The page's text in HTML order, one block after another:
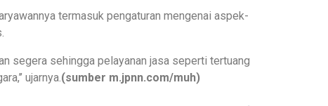
termasuk pengaturan mengenai aspek-
segera sehingga pelayanan jasa seperti tertuang
ujarnya.(sumber m.jpnn.com/muh)